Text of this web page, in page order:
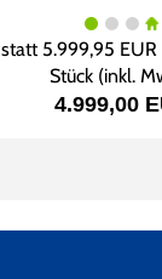
statt 5.999,95 EUR
Stück (inkl.
4.999,00